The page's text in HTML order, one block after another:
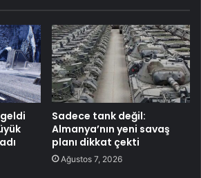
Sadece tank değil:
Almanya’nın yeni savaş
planı dikkat çekti
Ağustos 7, 2026